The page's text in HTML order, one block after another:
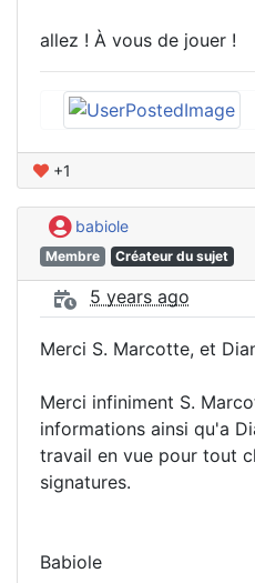
allez ! À vous de jouer !
+1
babiole
Membre Créateur du sujet
5 years ago
Merci S. Marcotte, et
Merci infiniment S.
informations ainsi qu'a
travail en vue pour tout
signatures.
Babiole